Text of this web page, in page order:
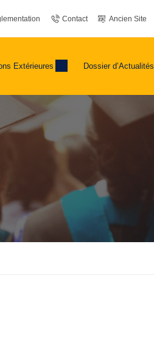
Contact Ancien Site
Extérieures Dossier d’Actualités